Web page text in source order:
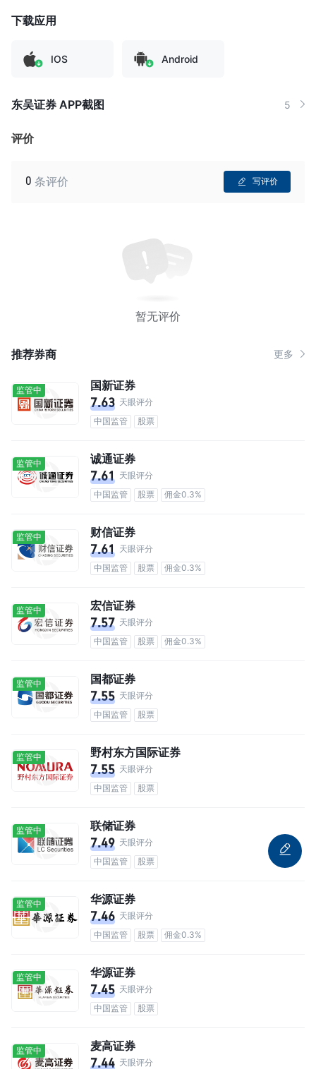
下载应用
IOS Android
东吴证券 APP截图 5
评价
0 条评价 写评价
暂无评价
推荐券商 更多
监管中 国新证券
7.63 天眼评分
中国监管
股票
监管中 诚通证券
7.61 天眼评分
中国监管
股票 佣金0.3%
监管中 财信证券
7.61 天眼评分
中国监管
股票 佣金0.3%
监管中 宏信证券
7.57 天眼评分
中国监管
股票 佣金0.3%
监管中 国都证券
7.55 天眼评分
中国监管
股票
监管中 野村东方国际证券
7.55 天眼评分
中国监管
股票
监管中 联储证券
7.49 天眼评分
中国监管
股票
监管中 华源证券
7.46 天眼评分
中国监管
股票 佣金0.3%
监管中 华源证券
7.45 天眼评分
中国监管
股票
监管中 麦高证券
7.44 天眼评分